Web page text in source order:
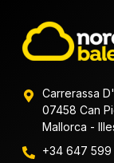
Carrerassa
07458 Can
Mallorca -
+34 647